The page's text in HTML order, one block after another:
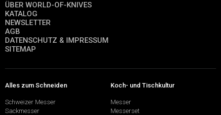
ÜBER WORLD-OF-KNIVES
KATALOG
NEWSLETTER
AGB
DATENSCHUTZ & IMPRESSUM
SITEMAP
Alles zum Schneiden
Schweizer Messer
Sackmesser
Koch- und Tischkultur
Messer
Messerset